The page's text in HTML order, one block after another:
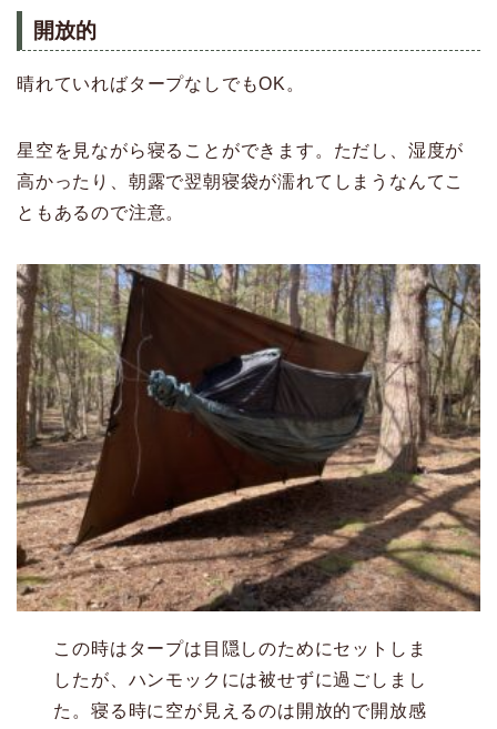
開放的
晴れていればタープなしでもOK。
星空を見ながら寝ることができます。ただし、湿度が
高かったり、朝露で翌朝寝袋が濡れてしまうなんてこ
ともあるので注意。
この時はタープは目隠しのためにセットしま
したが、ハンモックには被せずに過ごしまし
た。寝る時に空が見えるのは開放的で開放感